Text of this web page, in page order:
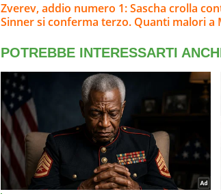
Zverev, addio numero 1: Sascha crolla
Sinner si conferma terzo. Quanti malori a